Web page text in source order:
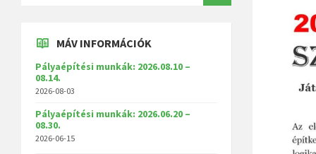
MÁV INFORMÁCIÓK
Pályaépítési munkák: 2026.08.10 –
08.14.
2026-08-03
Pályaépítési munkák: 2026.06.20 –
08.30.
2026-06-15